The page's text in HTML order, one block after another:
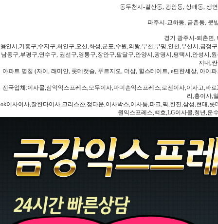
동두천시-걸산동, 광암동, 상패동, 생
파주시-교하동, 금촌동, 문
경기 광주시-퇴촌면,
용인시,기흥구,수지구,처인구,오산,화성,군포,수원,의왕,부천,부평,인천,부산시,금
남동구,부평구,연수구, 권선구,영통구,장안구,팔달구,안양시,광명시,평택시,안성시,
지내,
아파트 명칭 (자이, 래미안, 롯데캣슬, 푸르지오, 더샵, 힐스테이트, e편한세상, 아이
전국업체:이사몰,삼익익스프레스,모두이사,마미손익스프레스,로젠이사,이사고,바
리,홍이사,
ok이사이사,잘한다이사,크리스챤,정다운,이사박스,이사통,파크,픽,한진,삼성,현대,
원익스프레스,백호,LG이사몰,청년,운